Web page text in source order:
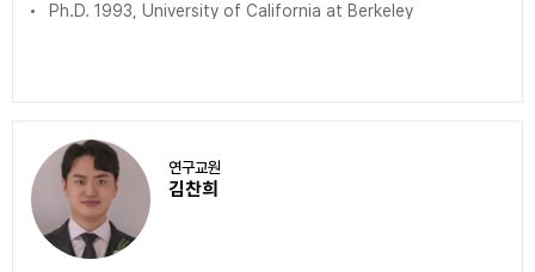
Ph.D. 1993, University of California at Berkeley
연구교원
김찬희